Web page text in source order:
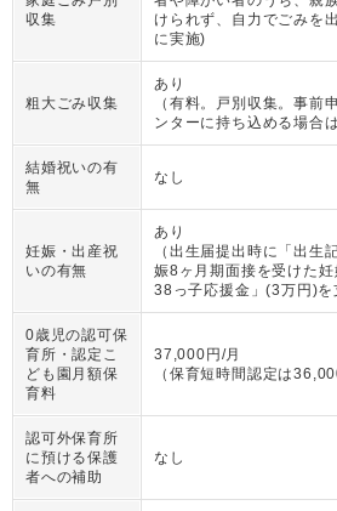
収集
けられず、自力でごみを
に実施)
粗大ごみ収集
あり
（ 有料。戸別収集。事前
ンターに持ち込める場合は
結婚祝いの有
無
なし
妊娠・出産祝
いの有無
あり
（ 出生届提出時に「出生
娠8ヶ月期面接を受けた
38っ子応援金」(3万円)を
0歳児の認可保
育所・認定こ
ども園月額保
育料
37,000円/月
（ 保育短時間認定は
認可外保育所
に預ける保護
者への補助
なし